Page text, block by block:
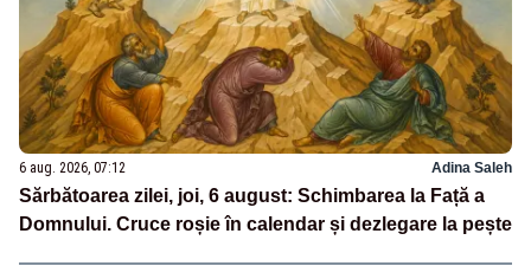
6 aug. 2026, 07:12 Adina Saleh
Sărbătoarea zilei, joi, 6 august: Schimbarea la Față a
Domnului. Cruce roșie în calendar și dezlegare la pește